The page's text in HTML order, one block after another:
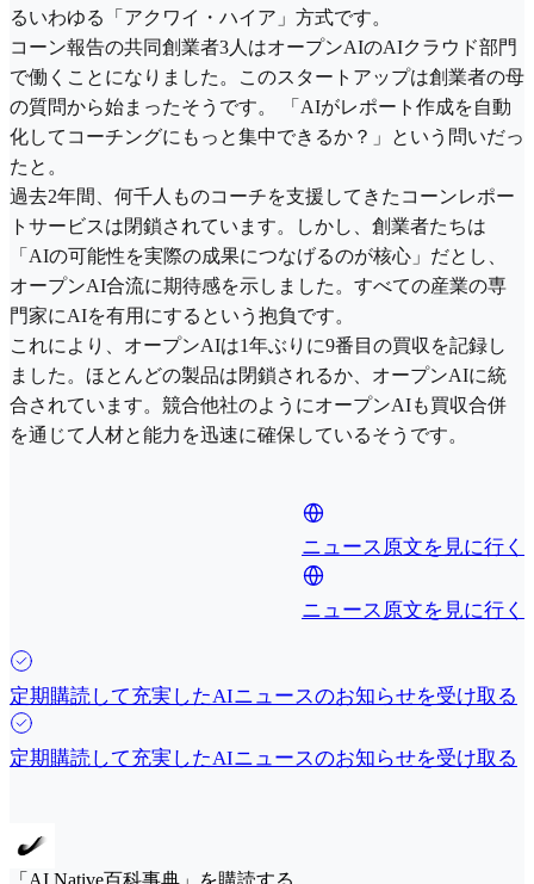
るいわゆる「アクワイ・ハイア」方式です。
コーン報告の共同創業者3人はオープンAIのAIクラウド部門
で働くことになりました。このスタートアップは創業者の母
の質問から始まったそうです。 「AIがレポート作成を自動
化してコーチングにもっと集中できるか？」という問いだっ
たと。
過去2年間、何千人ものコーチを支援してきたコーンレポー
トサービスは閉鎖されています。しかし、創業者たちは
「AIの可能性を実際の成果につなげるのが核心」だとし、
オープンAI合流に期待感を示しました。すべての産業の専
門家にAIを有用にするという抱負です。
これにより、オープンAIは1年ぶりに9番目の買収を記録し
ました。ほとんどの製品は閉鎖されるか、オープンAIに統
合されています。競合他社のようにオープンAIも買収合併
を通じて人材と能力を迅速に確保しているそうです。
ニュース原文を見に行く
ニュース原文を見に行く
定期購読して充実したAIニュースのお知らせを受け取る
定期購読して充実したAIニュースのお知らせを受け取る
「AI Native百科事典」を購読する